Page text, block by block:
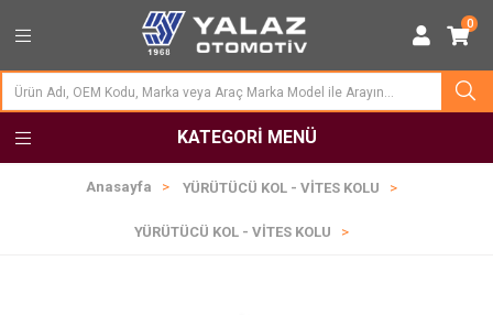
0
KATEGORI MENÜ
Anasayfa YÜRÜTÜCÜ KOL - VİTES KOLU
YÜRÜTÜCÜ KOL - VİTES KOLU